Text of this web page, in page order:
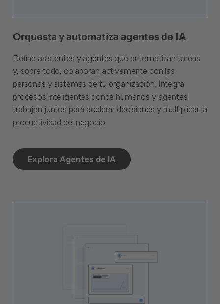
Orquesta y automatiza agentes de IA
Define asistentes y agentes que automatizan tareas
y, sobre todo, colaboran activamente con las
personas y sistemas de tu organización. Integra
procesos inteligentes donde humanos y agentes
trabajan juntos para acelerar decisiones y multiplicar la
productividad del negocio.
Explora Agentes de IA